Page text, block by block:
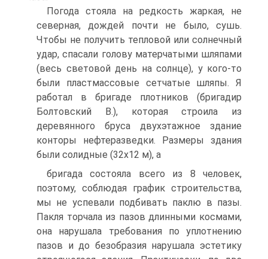
Погода стояла на редкость жаркая, не
северная, дождей почти не было, сушь.
Чтобы не получить тепловой или солнечный
удар, спасали голову матерчатыми шляпами
(весь световой день на солнце), у кого-то
были пластмассовые сетчатые шляпы. Я
работал в бригаде плотников (бригадир
Болтовский В.), которая строила из
деревянного бруса двухэтажное здание
конторы нефтеразведки. Размеры здания
были солидные (32x12 м), а
бригада состояла всего из 8 человек,
поэтому, соблюдая график строительства,
мы не успевали подбивать паклю в пазы.
Пакля торчала из пазов длинными космами,
она нарушала требования по уплотнению
пазов и до безобразия нарушала эстетику